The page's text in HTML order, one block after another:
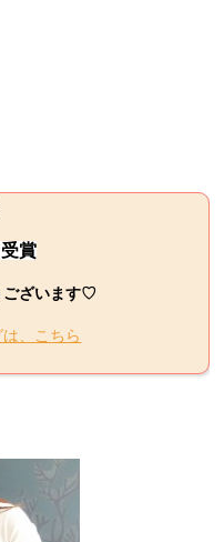
賞
ございます♡
、こちら